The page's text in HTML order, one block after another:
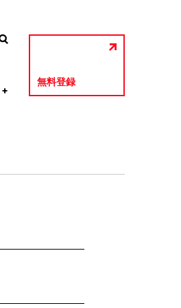
+
無料登録